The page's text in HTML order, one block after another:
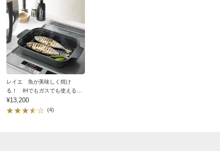
■本体…コルク（中国製）、ヒモ…牛革
■耐熱温度150℃
■食洗機使用不可
■日本製
レイエ 魚が美味しく焼け
る！ IHでもガスでも使えるス
チームクッカー
¥13,200
(4)